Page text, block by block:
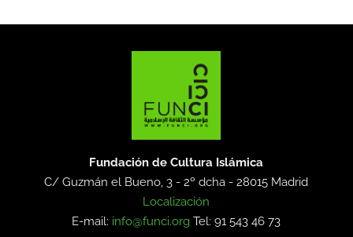
Fundación de Cultura Islámica
C/ Guzmán el Bueno, 3 - 2º dcha -28015 Madrid
Localización
E-mail: info@funci.org Tel: 91 543 46 73